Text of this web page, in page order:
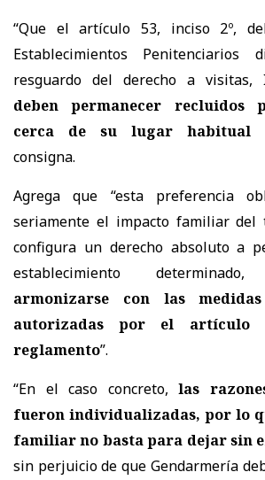
“Que el artículo 53, inciso 2º,
Establecimientos Penitenciarios
resguardo del derecho a visitas,
deben permanecer recluidos
cerca de su lugar habitual
consigna.
Agrega que “esta preferencia
seriamente el impacto familiar del
configura un derecho absoluto a
establecimiento
armonizarse con las
autorizadas por el artículo
reglamento”.
“En el caso concreto,las
fueron individualizadas, por lo
familiar no basta para dejar sin
sin perjuicio de que Gendarmería